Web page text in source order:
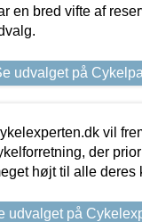
en bred vifte af
udvalget på
vil
der
højt til alle deres
udvalget på